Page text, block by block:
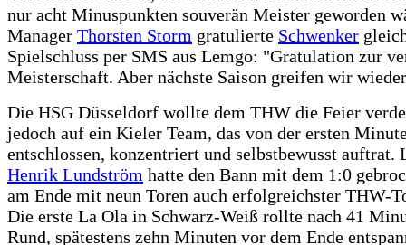
nur acht Minuspunkten souverän Meister geworden
Manager Thorsten Storm gratulierte Schwenker
Spielschluss per SMS aus Lemgo: "Gratulation zur
Meisterschaft. Aber nächste Saison greifen wir
Die HSG Düsseldorf wollte dem THW die Feier
jedoch auf ein Kieler Team, das von der ersten
entschlossen, konzentriert und selbstbewusst auftrat.
Henrik Lundström hatte den Bann mit dem 1:0
am Ende mit neun Toren auch erfolgreichster THW-
Die erste La Ola in Schwarz-Weiß rollte nach 41
Rund, spätestens zehn Minuten vor dem Ende